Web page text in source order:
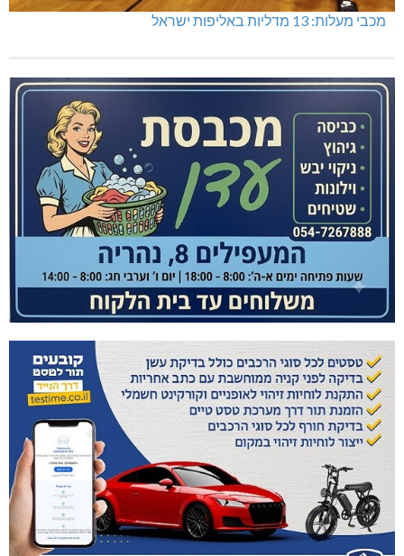
מכבי מעלות: 13 מדליות באליפות ישראל